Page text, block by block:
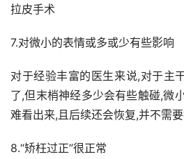
拉皮手术
7.对微小的表情或多或少有些影响
对于经验丰富的医生来说,对于主
了,但末梢神经多少会有些触碰,微
难看出来,且后续还会恢复,并不需要
8.“矫枉过正”很正常